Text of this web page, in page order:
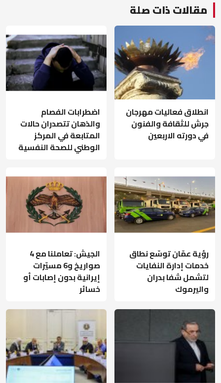
مقالات ذات صلة
انطلاق فعاليات مهرجان
جرش للثقافة والفنون
في دورته الاربعين
اضطرابات الفصام
والذهان تتصدران حالات
المتابعة في المركز
الوطني للصحة النفسية
رؤية عمّان توسّع نطاق
خدمات إدارة النفايات
لتشمل شفا بدران
واليرموك
الجيش: تعاملنا مع 4
صواريخ و6 مسيّرات
إيرانية بدون إصابات أو
خسائر